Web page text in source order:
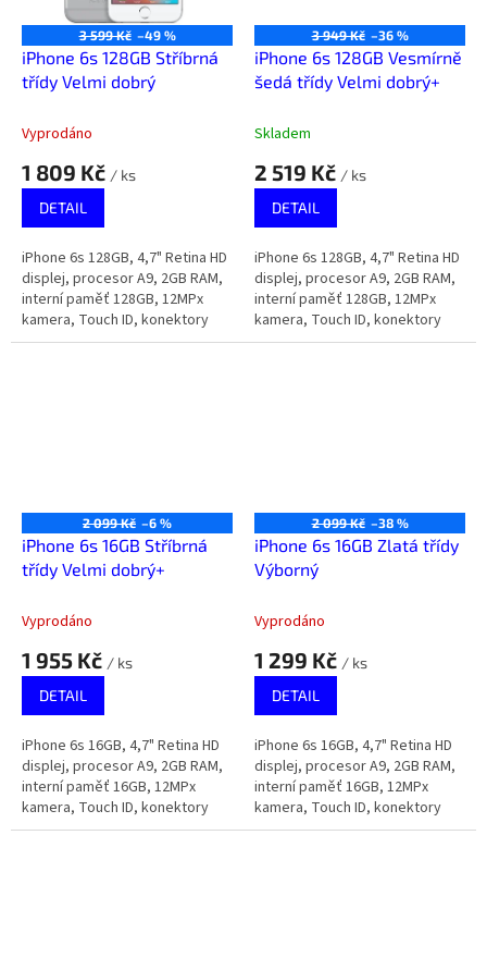
3 599 Kč –49 %
iPhone 6s 128GB Stříbrná
třídy Velmi dobrý
Vyprodáno
1 809 Kč / ks
DETAIL
iPhone 6s 128GB, 4,7" Retina HD
displej, procesor A9, 2GB RAM,
interní paměť 128GB, 12MPx
kamera, Touch ID, konektory
Lightning a 3,5mm jack na
3 949 Kč –36 %
iPhone 6s 128GB Vesmírně
šedá třídy Velmi dobrý+
Skladem
2 519 Kč / ks
DETAIL
iPhone 6s 128GB, 4,7" Retina HD
displej, procesor A9, 2GB RAM,
interní paměť 128GB, 12MPx
kamera, Touch ID, konektory
Lightning a 3,5mm jack na
2 099 Kč –6 %
iPhone 6s 16GB Stříbrná
třídy Velmi dobrý+
Vyprodáno
1 955 Kč / ks
DETAIL
iPhone 6s 16GB, 4,7" Retina HD
displej, procesor A9, 2GB RAM,
interní paměť 16GB, 12MPx
kamera, Touch ID, konektory
Lightning a 3,5mm jack na
2 099 Kč –38 %
iPhone 6s 16GB Zlatá třídy
Výborný
Vyprodáno
1 299 Kč / ks
DETAIL
iPhone 6s 16GB, 4,7" Retina HD
displej, procesor A9, 2GB RAM,
interní paměť 16GB, 12MPx
kamera, Touch ID, konektory
Lightning a 3,5mm jack na